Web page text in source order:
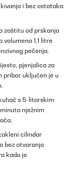
i bez ostataka
zaštitu od prskanja
1,1 litre
pečenja.
pjenjalica za
pribor uključen je u
s 5-litarskim
nježnim
cilindar
bez otvaranja
kada je